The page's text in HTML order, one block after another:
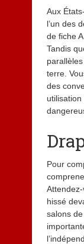
Aux
l’un des
de fiche
Tandis
terre.
des
Pour
hissé
salons